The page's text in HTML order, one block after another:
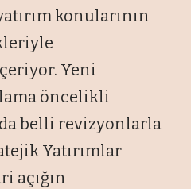
konularının
Yeni
öncelikli
belli revizyonlarla
Yatırımlar
açığın